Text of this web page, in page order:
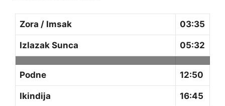
Zora / Imsak 03:35
Izlazak Sunca 05:32
Podne 12:50
Ikindija 16:45